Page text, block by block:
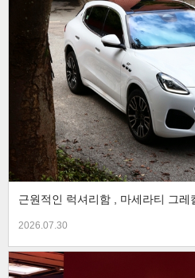
근원적인 럭셔리함 , 마세라티 그레
2026.07.30